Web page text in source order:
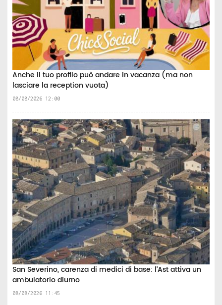
Anche il tuo profilo può andare in vacanza (ma non
lasciare la reception vuota)
08/08/2026 12:00
San Severino, carenza di medici di base: l’Ast attiva un
ambulatorio diurno
08/08/2026 11:45